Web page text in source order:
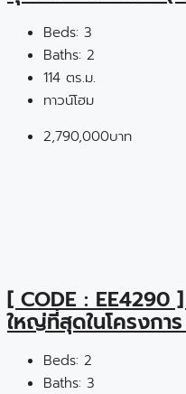
Beds: 3
Baths: 2
114 ตร.ม.
ทาวน์โฮม
2,790,000บาท
[ CODE :
ใหญ่ที่สุดในโครงกา
Beds: 2
Baths: 3